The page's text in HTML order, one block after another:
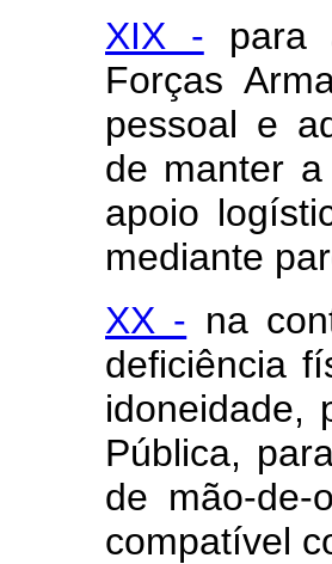
XIX - para
Forças
pessoal e
de manter
apoio
mediante
XX - na
deficiência
idoneidade,
Pública,
de mão-de-
compatível